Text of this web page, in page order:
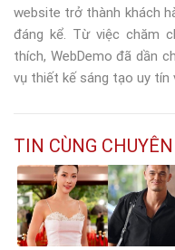
website trở thành khách
đáng kể. Từ việc chăm
thích, WebDemo đã dần
vụ thiết kế sáng tạo uy tín
TIN CÙNG